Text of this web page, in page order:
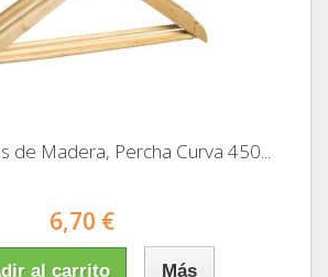
de Madera, Percha Curva 450...
6,70 €
al carrito Más